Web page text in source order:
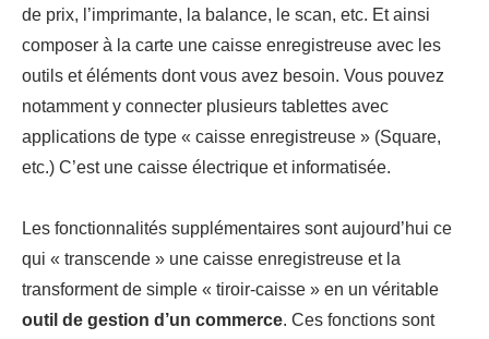
de prix, l’imprimante, la balance, le scan, etc. Et ainsi
composer à la carte une caisse enregistreuse avec les
outils et éléments dont vous avez besoin. Vous pouvez
notamment y connecter plusieurs tablettes avec
applications de type « caisse enregistreuse » (Square,
etc.) C’est une caisse électrique et informatisée.
Les fonctionnalités supplémentaires sont aujourd’hui ce
qui « transcende » une caisse enregistreuse et la
transforment de simple « tiroir-caisse » en un véritable
outil de gestion d’un commerce. Ces fonctions sont